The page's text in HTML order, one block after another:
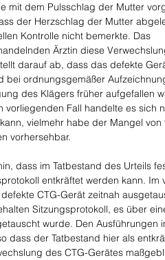
mit dem Pulsschlag der Mutter
der Herzschlag der Mutter
Kontrolle nicht bemerkte. Das
Ärztin diese
darauf ab, dass das defekte
bei ordnungsgemäßer
des Klägers früher aufgefallen
Fall handelte es sich
vielmehr habe der Mangel von
vorhersehbar.
dass im Tatbestand des Urteils
entkräftet werden kann. Im
CTG-Gerät zeitnah
Sitzungsprotokoll, es über
wurde. Den Ausführungen
dass der Tatbestand hier als
des CTG-Gerätes